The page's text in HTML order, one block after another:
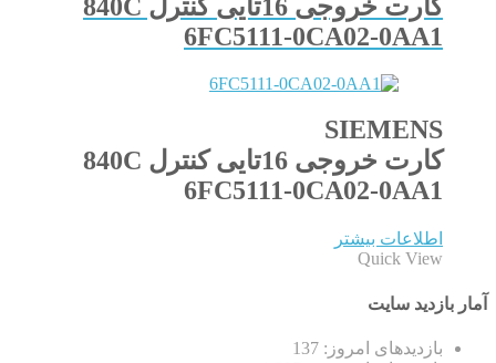
کارت خروجی 16تایی کنترل 840C
6FC5111-0CA02-0AA1
SIEMENS
کارت خروجی 16تایی کنترل 840C
6FC5111-0CA02-0AA1
اطلاعات بیشتر
Quick View
آمار بازدید سایت
بازدیدهای امروز: 137